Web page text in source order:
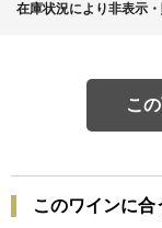
在庫状況により非表示
こ
このワインに合